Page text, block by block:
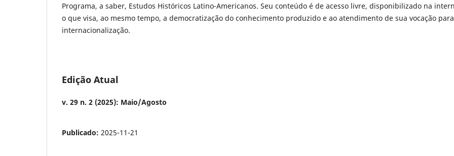
Programa, a saber, Estudos Históricos Latino-Americanos. Seu conteúdo é de acesso livre, disponibilizado na
o que visa, ao mesmo tempo, a democratização do conhecimento produzido e ao atendimento de sua vocação
internacionalização.
Edição Atual
v. 29 n. 2 (2025): Maio/Agosto
Publicado: 2025-11-21